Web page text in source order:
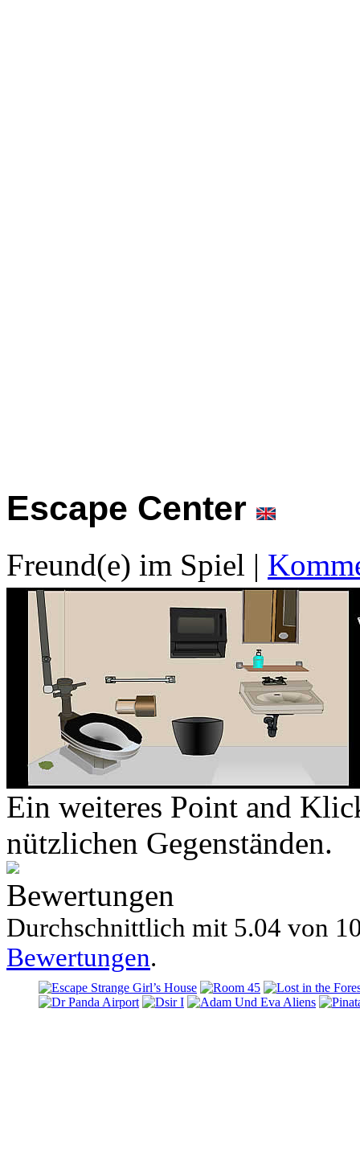
Escape Center
Freund(e) im Spiel |
Ein weiteres Point and
nützlichen Gegenständen.
Bewertungen
Durchschnittlich mit 5.04 von
Bewertungen.